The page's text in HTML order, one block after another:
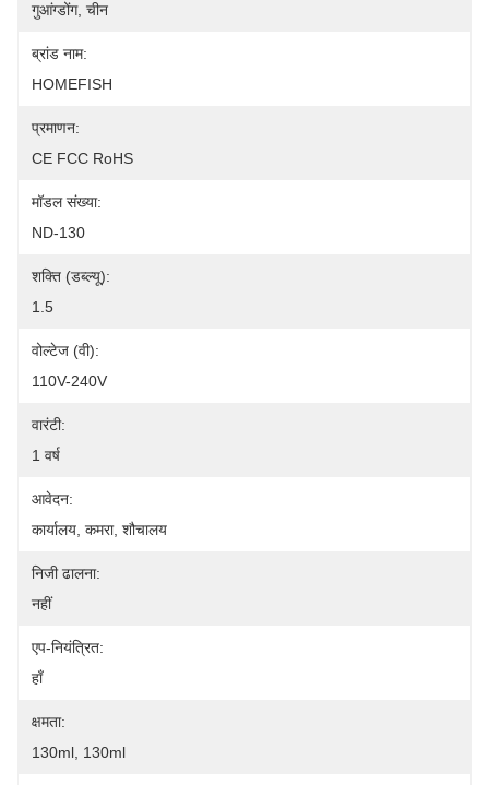
गुआंग्डोंग, चीन
ब्रांड नाम:
HOMEFISH
प्रमाणन:
CE FCC RoHS
मॉडल संख्या:
ND-130
शक्ति (डब्ल्यू):
1.5
वोल्टेज (वी):
110V-240V
वारंटी:
1 वर्ष
आवेदन:
कार्यालय, कमरा, शौचालय
निजी ढालना:
नहीं
एप-नियंत्रित:
हाँ
क्षमता:
130ml, 130ml